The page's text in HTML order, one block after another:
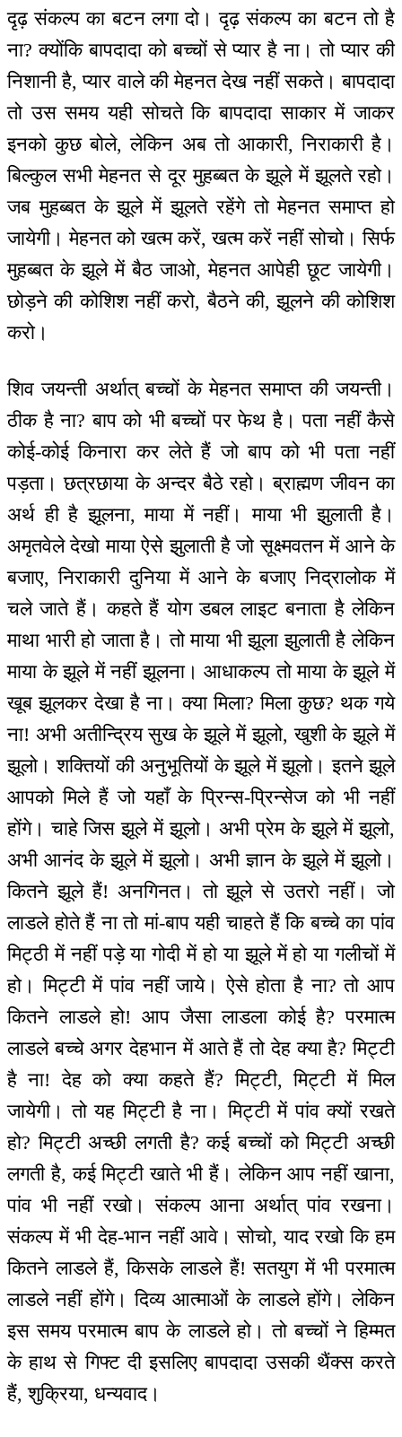
दृढ़ संकल्प का बटन लगा दो। दृढ़ संकल्प का बटन तो है
ना? क्योंकि बापदादा को बच्चों से प्यार है ना। तो प्यार की
निशानी है, प्यार वाले की मेहनत देख नहीं सकते। बापदादा
तो उस समय यही सोचते कि बापदादा साकार में जाकर
इनको कुछ बोले, लेकिन अब तो आकारी, निराकारी है।
बिल्कुल सभी मेहनत से दूर मुहब्बत के झूले में झूलते रहो।
जब मुहब्बत के झूले में झूलते रहेंगे तो मेहनत समाप्त हो
जायेगी। मेहनत को खत्म करें, खत्म करें नहीं सोचो। सिर्फ
मुहब्बत के झूले में बैठ जाओ, मेहनत आपेही छूट जायेगी।
छोड़ने की कोशिश नहीं करो, बैठने की, झूलने की कोशिश
करो।
शिव जयन्ती अर्थात् बच्चों के मेहनत समाप्त की जयन्ती।
ठीक है ना? बाप को भी बच्चों पर फेथ है। पता नहीं कैसे
कोई-कोई किनारा कर लेते हैं जो बाप को भी पता नहीं
पड़ता। छत्रछाया के अन्दर बैठे रहो। ब्राह्मण जीवन का
अर्थ ही है झूलना, माया में नहीं। माया भी झुलाती है।
अमृतवेले देखो माया ऐसे झुलाती है जो सूक्ष्मवतन में आने के
बजाए, निराकारी दुनिया में आने के बजाए निद्रालोक में
चले जाते हैं। कहते हैं योग डबल लाइट बनाता है लेकिन
माथा भारी हो जाता है। तो माया भी झूला झुलाती है लेकिन
माया के झूले में नहीं झूलना। आधाकल्प तो माया के झूले में
खूब झूलकर देखा है ना। क्या मिला? मिला कुछ? थक गये
ना! अभी अतीन्द्रिय सुख के झूले में झूलो, खुशी के झूले में
झूलो। शक्तियों की अनुभूतियों के झूले में झूलो। इतने झूले
आपको मिले हैं जो यहाँ के प्रिन्स-प्रिन्सेज को भी नहीं
होंगे। चाहे जिस झूले में झूलो। अभी प्रेम के झूले में झूलो,
अभी आनंद के झूले में झूलो। अभी ज्ञान के झूले में झूलो।
कितने झूले हैं! अनगिनत। तो झूले से उतरो नहीं। जो
लाडले होते हैं ना तो मां-बाप यही चाहते हैं कि बच्चे का पांव
मिट्ठी में नहीं पड़े या गोदी में हो या झूले में हो या गलीचों में
हो। मिट्टी में पांव नहीं जाये। ऐसे होता है ना? तो आप
कितने लाडले हो! आप जैसा लाडला कोई है? परमात्म
लाडले बच्चे अगर देहभान में आते हैं तो देह क्या है? मिट्टी
है ना! देह को क्या कहते हैं? मिट्टी, मिट्टी में मिल
जायेगी। तो यह मिट्टी है ना। मिट्टी में पांव क्यों रखते
हो? मिट्टी अच्छी लगती है? कई बच्चों को मिट्टी अच्छी
लगती है, कई मिट्टी खाते भी हैं। लेकिन आप नहीं खाना,
पांव भी नहीं रखो। संकल्प आना अर्थात् पांव रखना।
संकल्प में भी देह-भान नहीं आवे। सोचो, याद रखो कि हम
कितने लाडले हैं, किसके लाडले हैं! सतयुग में भी परमात्म
लाडले नहीं होंगे। दिव्य आत्माओं के लाडले होंगे। लेकिन
इस समय परमात्म बाप के लाडले हो। तो बच्चों ने हिम्मत
के हाथ से गिफ्ट दी इसलिए बापदादा उसकी थैंक्स करते
हैं, शुक्रिया, धन्यवाद।